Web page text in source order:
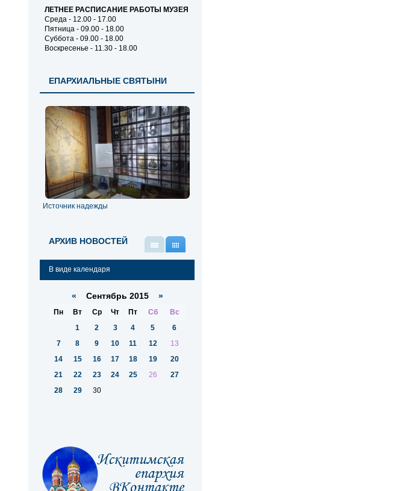
ЛЕТНЕЕ РАСПИСАНИЕ РАБОТЫ МУЗЕЯ
Среда - 12.00 - 17.00
Пятница - 09.00 - 18.00
Суббота - 09.00 - 18.00
Воскресенье - 11.30 - 18.00
ЕПАРХИАЛЬНЫЕ СВЯТЫНИ
Источник надежды
АРХИВ НОВОСТЕЙ
В виде календаря
« Сентябрь 2015 »
Пн Вт Ср Чт Пт Сб
Вс
1
2 3 4 5
6
7
8 9 10 11 12
13
14
15 16 17 18 19
20
21
22 23 24 25 26
27
28
29 30